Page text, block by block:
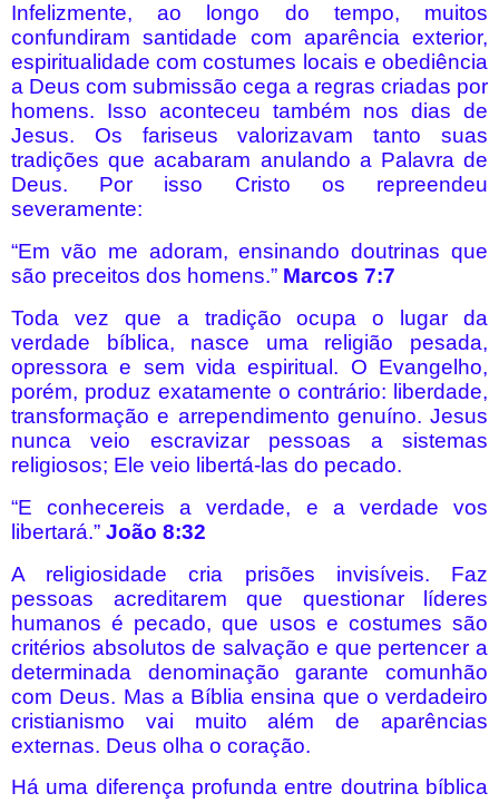
Infelizmente, ao longo do tempo, muitos
confundiram santidade com aparência exterior,
espiritualidade com costumes locais e obediência
a Deus com submissão cega a regras criadas por
homens. Isso aconteceu também nos dias de
Jesus. Os fariseus valorizavam tanto suas
tradições que acabaram anulando a Palavra de
Deus. Por isso Cristo os repreendeu
severamente:
“Em vão me adoram, ensinando doutrinas que
são preceitos dos homens.” Marcos 7:7
Toda vez que a tradição ocupa o lugar da
verdade bíblica, nasce uma religião pesada,
opressora e sem vida espiritual. O Evangelho,
porém, produz exatamente o contrário: liberdade,
transformação e arrependimento genuíno. Jesus
nunca veio escravizar pessoas a sistemas
religiosos; Ele veio libertá-las do pecado.
“E conhecereis a verdade, e a verdade vos
libertará.” João 8:32
A religiosidade cria prisões invisíveis. Faz
pessoas acreditarem que questionar líderes
humanos é pecado, que usos e costumes são
critérios absolutos de salvação e que pertencer a
determinada denominação garante comunhão
com Deus. Mas a Bíblia ensina que o verdadeiro
cristianismo vai muito além de aparências
externas. Deus olha o coração.
Há uma diferença profunda entre doutrina bíblica